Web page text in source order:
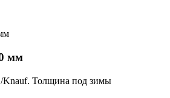
мм
Толщина под зимы